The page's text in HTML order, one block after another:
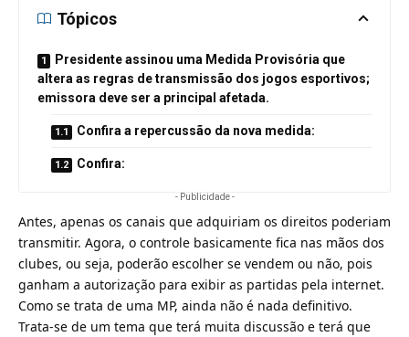
Tópicos
Presidente assinou uma Medida Provisória que
altera as regras de transmissão dos jogos esportivos;
emissora deve ser a principal afetada.
Confira a repercussão da nova medida:
Confira:
- Publicidade -
Antes, apenas os canais que adquiriam os direitos poderiam
transmitir. Agora, o controle basicamente fica nas mãos dos
clubes, ou seja, poderão escolher se vendem ou não, pois
ganham a autorização para exibir as partidas pela internet.
Como se trata de uma MP, ainda não é nada definitivo.
Trata-se de um tema que terá muita discussão e terá que